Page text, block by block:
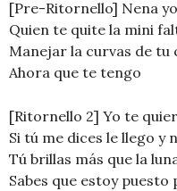
[Pre-Ritornello] Nena
Quien te quite la mini
Manejar la curvas de tu
Ahora que te tengo
[Ritornello 2] Yo te
Si tú me dices le llego y
Tú brillas más que la
Sabes que estoy puesto